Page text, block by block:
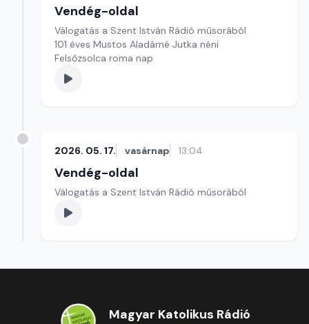
Vendég-oldal
Válogatás a Szent István Rádió műsorából
101 éves Mustos Aladárné Jutka néni
Felsőzsolca roma nap
2026. 05. 17. vasárnap 13:04
Vendég-oldal
Válogatás a Szent István Rádió műsorából
Magyar Katolikus Rádió